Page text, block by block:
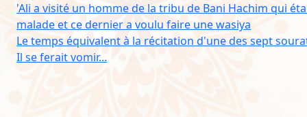
'Ali a visité un homme de la tribu de Bani Hachim qui
malade et ce dernier a voulu faire une wasiya
Le temps équivalent à la récitation d'une des sept
Il se ferait vomir...